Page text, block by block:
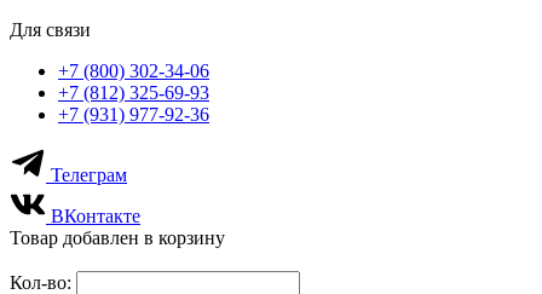
Для связи
+7 (800) 302-34-06
+7 (812) 325-69-93
+7 (931) 977-92-36
Телеграм
ВКонтакте
Товар добавлен в корзину
Кол-во: